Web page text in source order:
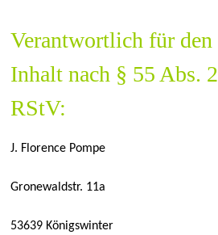
Verantwortlich für den
Inhalt nach § 55 Abs. 2
RStV:
J. Florence Pompe
Gronewaldstr. 11a
53639 Königswinter